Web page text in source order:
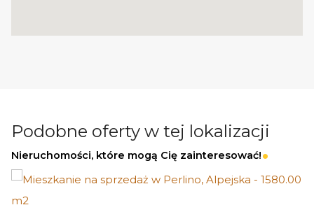
Podobne oferty w tej lokalizacji
Nieruchomości, które mogą Cię zainteresować!